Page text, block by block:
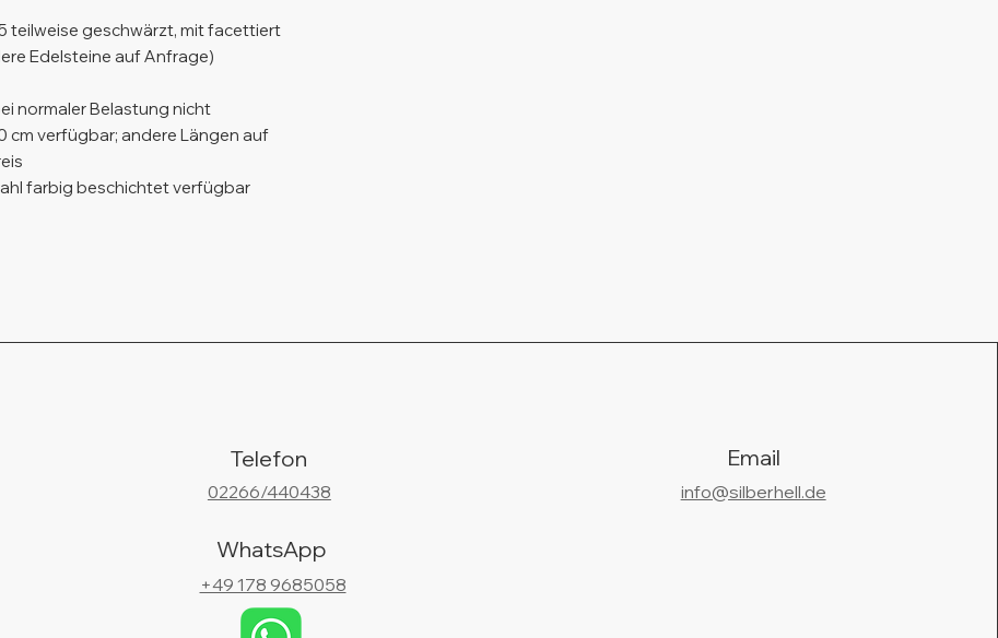
teilweise geschwärzt, mit facettiert
Edelsteine auf Anfrage)
normaler Belastung nicht
cm verfügbar; andere Längen auf
farbig beschichtet verfügbar
Telefon
02266/440438
WhatsApp
Email
info@silberhell.de
+49 178 9685058